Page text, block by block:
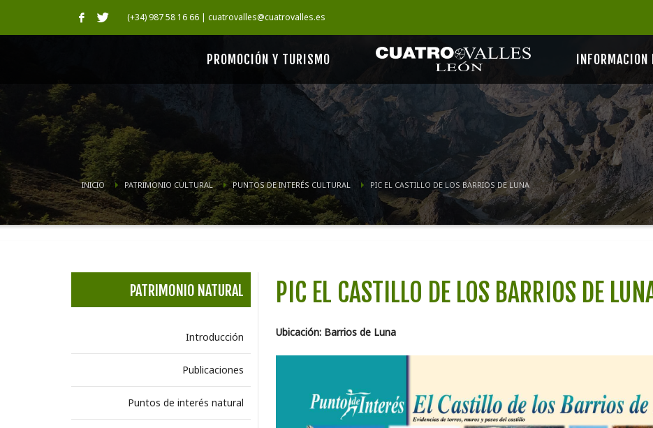
(+34) 987 58 16 66 | cuatrovalles@cuatrovalles.es
PROMOCIÓN Y TURISMO
INICIO PATRIMONIO CULTURAL PUNTOS DE INTERÉS CULTURAL PIC EL CASTILLO DE LOS BARRIOS DE LUNA
PATRIMONIO NATURAL
Introducción
Publicaciones
Puntos de interés natural
PIC EL CASTILLO DE LOS BARRIOS DE
Ubicación: Barrios de Luna